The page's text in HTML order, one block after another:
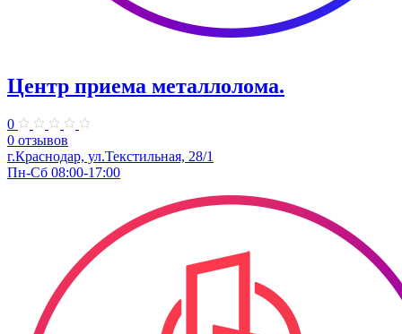
Центр приема металлолома.
0
0 отзывов
г.Краснодар, ул.Текстильная, 28/1
Пн-Сб 08:00-17:00